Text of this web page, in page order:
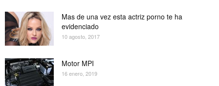
Mas de una vez esta actriz porno te ha
evidenciado
10 agosto, 2017
Motor MPI
16 enero, 2019